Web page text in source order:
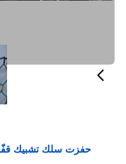
حفزت سلك تشبيك قفّة